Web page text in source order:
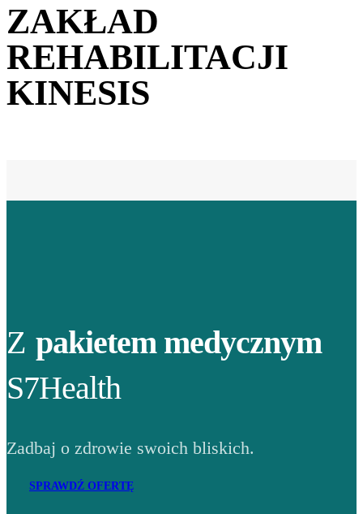
ZAKŁAD
REHABILITACJI
KINESIS
Z pakietem medycznym
S7Health
Zadbaj o zdrowie swoich bliskich.
SPRAWDŹ OFERTĘ